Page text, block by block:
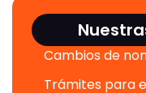
Cambios de
Trámites para